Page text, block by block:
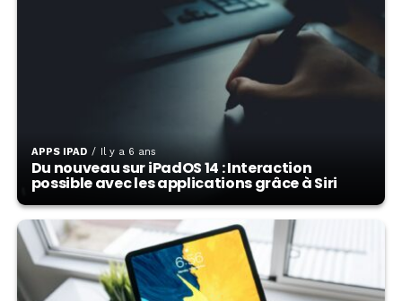
APPS IPAD Il y a 6 ans
Du nouveau sur iPadOS 14 : Interaction
possible avec les applications grâce à Siri